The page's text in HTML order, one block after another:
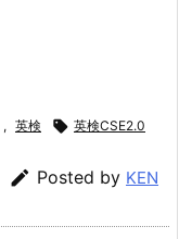
, 英検  英検CSE2.0
 Posted by KEN